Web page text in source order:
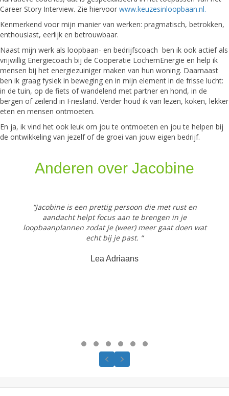
Career Story Interview. Zie hiervoor www.keuzesinloopbaan.nl.
Kenmerkend voor mijn manier van werken: pragmatisch, betrokken,
enthousiast, eerlijk en betrouwbaar.
Naast mijn werk als loopbaan- en bedrijfscoach ben ik ook actief als
vrijwillig Energiecoach bij de Coöperatie LochemEnergie en help ik
mensen bij het energiezuiniger maken van hun woning. Daarnaast
ben ik graag fysiek in beweging en in mijn element in de frisse lucht:
in de tuin, op de fiets of wandelend met partner en hond, in de
bergen of zeilend in Friesland. Verder houd ik van lezen, koken, lekker
eten en mensen ontmoeten.
En ja, ik vind het ook leuk om jou te ontmoeten en jou te helpen bij
de ontwikkeling van jezelf of de groei van jouw eigen bedrijf.
Anderen over Jacobine
“Jacobine is een prettig persoon die met rust en
aandacht helpt focus aan te brengen in je
loopbaanplannen zodat je (weer) meer gaat doen wat
echt bij je past. “
Lea Adriaans
Testimonial Slide 1
Testimonial Slide 2
Testimonial Slide 3
Testimonial Slide 4
Testimonial Slide 5
Previous
Next